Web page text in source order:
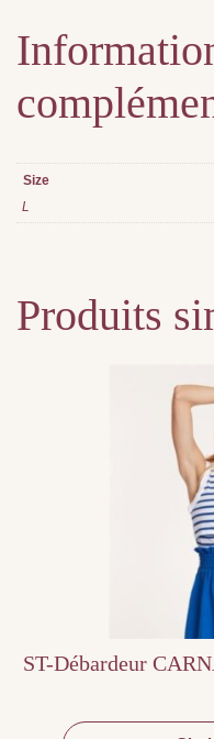
Size
L
Produits
ST-Débardeur